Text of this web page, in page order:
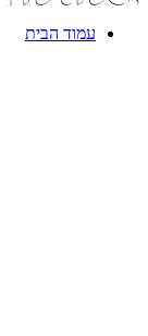
עמוד הבית